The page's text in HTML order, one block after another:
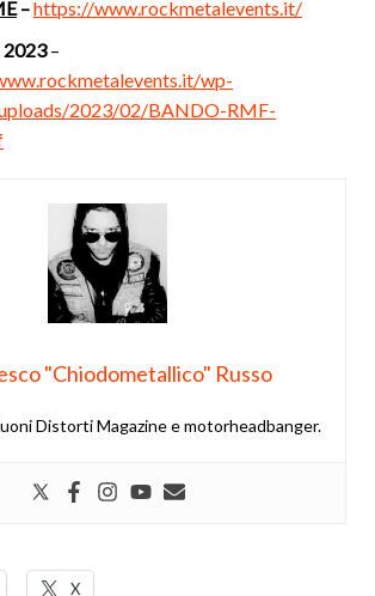
–https://www.rockmetalevents.it/
–
wp-
2023/02/BANDO-RMF-
"Chiodometallico" Russo
Distorti Magazine e motorheadbanger.
X